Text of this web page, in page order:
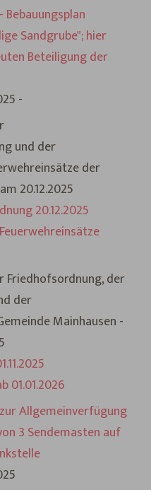
Sandgrube"; hier
Beteiligung der
-
und der
der
20.12.2025
20.12.2025
Friedhofsordnung, der
der
Mainhausen -
01.01.2026
Allgemeinverfügung
3 Sendemasten auf